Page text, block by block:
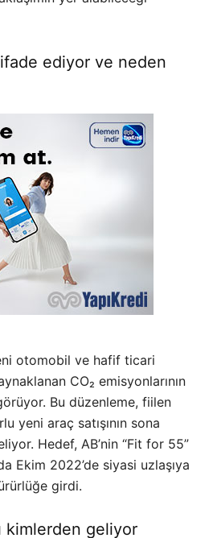
ediyor ve neden
otomobil ve hafif ticari
CO₂ emisyonlarının
Bu düzenleme, fiilen
yeni araç satışının sona
Hedef, AB’nin “Fit for 55”
Ekim 2022’de siyasi uzlaşıya
girdi.
kimlerden geliyor